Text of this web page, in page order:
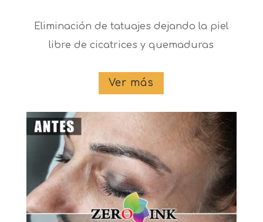
Eliminación de tatuajes dejando la piel
libre de cicatrices y quemaduras
Ver más